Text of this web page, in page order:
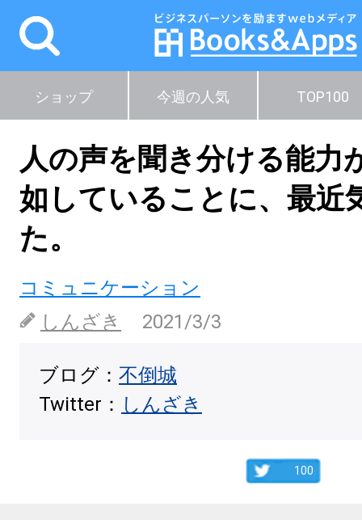
ショップ 今週の人気 TOP100
人の声を聞き分ける能力
如していることに、最近
た。
コミュニケーション
しんざき
2021/3/3
ブログ： 不倒城
Twitter： しんざき
100